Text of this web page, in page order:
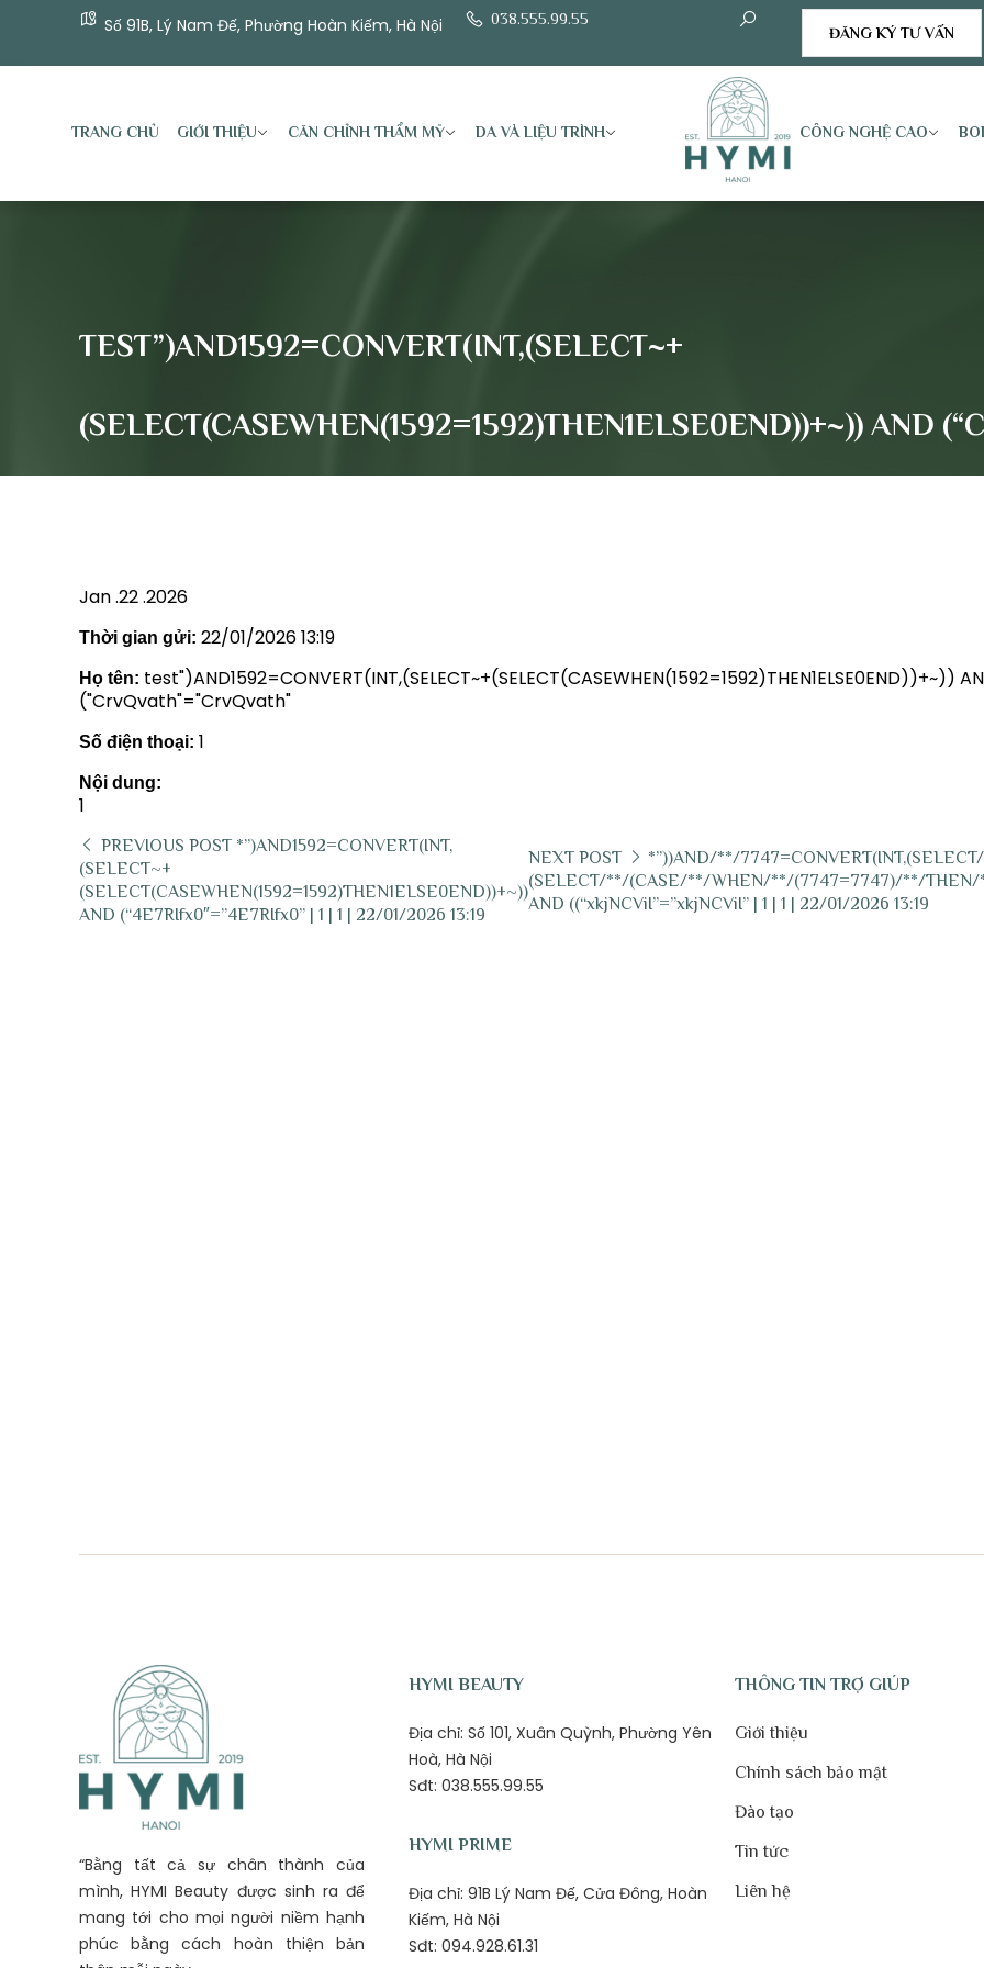
Số 91B, Lý Nam Đế, Phường Hoàn Kiếm, Hà Nội
038.555.99.55
ĐĂNG KÝ TƯ VẤN
TRANG CHỦ GIỚI THIỆU CĂN CHỈNH THẨM MỸ DA VÀ LIỆU TRÌNH CÔNG NGHỆ CAO
TEST”)AND1592=CONVERT(INT,(SELECT~+
(SELECT(CASEWHEN(1592=1592)THEN1ELSE0END))+~)) AND
Jan .22 .2026
Thời gian gửi: 22/01/2026 13:19
Họ tên: test")AND1592=CONVERT(INT,(SELECT~+(SELECT(CASEWHEN(1592=1592)THEN1ELSE0END))+~))
("CrvQvath"="CrvQvath"
Số điện thoại: 1
Nội dung:
1
PREVIOUS POST *”)AND1592=CONVERT(INT,
(SELECT~+
(SELECT(CASEWHEN(1592=1592)THEN1ELSE0END))+~))
AND (“4E7RIfx0″=”4E7RIfx0” | 1 | 1 | 22/01/2026 13:19
NEXT POST
*”))AND/**/7747=CONVERT(INT,(SELECT/
(SELECT/**/(CASE/**/WHEN/**/(7747=7747)/**/THEN/
AND ((“xkjNCViI”=”xkjNCViI” | 1 | 1 | 22/01/2026 13:19
“Bằng tất cả sự chân thành của
mình, HYMI Beauty được sinh ra để
mang tới cho mọi người niềm hạnh
phúc bằng cách hoàn thiện bản
HYMI BEAUTY
Địa chỉ: Số 101, Xuân Quỳnh, Phường Yên
Hoà, Hà Nội
Sđt: 038.555.99.55
HYMI PRIME
Địa chỉ: 91B Lý Nam Đế, Cửa Đông, Hoàn
Kiếm, Hà Nội
Sđt: 094.928.61.31
THÔNG TIN TRỢ GIÚP
Giới thiệu
Chính sách bảo mật
Đào tạo
Tin tức
Liên hệ